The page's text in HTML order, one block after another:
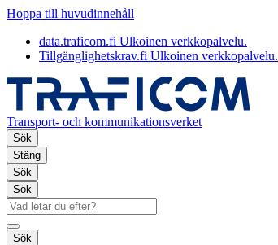
Hoppa till huvudinnehåll
data.traficom.fi Ulkoinen verkkopalvelu.
Tillgänglighetskrav.fi Ulkoinen verkkopalvelu.
Transport- och kommunikationsverket
Sök
Stäng
Sök
Sök
Sök